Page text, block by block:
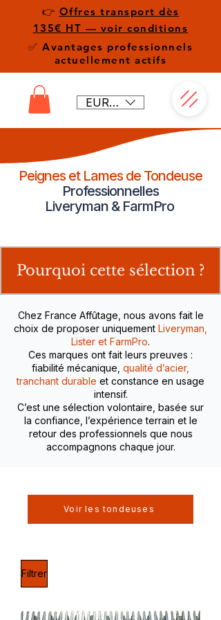
EUR (€)
👉 Offres transport dès
135€ HT — voir conditions
✅ Avantages professionnels
actuellement actifs
Peignes et Lames de Tondeuse
Professionnelles
Liveryman & FarmPro
Pourquoi cette sélection ?
Chez France Affûtage, nous avons fait le
choix de proposer uniquement Liveryman,
Lister et FarmPro.
Ces marques ont fait leurs preuves :
fiabilité mécanique, qualité d’acier,
tranchant durable et constance en usage
intensif.
C’est une sélection volontaire, basée sur
la confiance, l’expérience terrain et le
retour des professionnels que nous
accompagnons chaque jour.
Voir les tondeuses
Filtrer